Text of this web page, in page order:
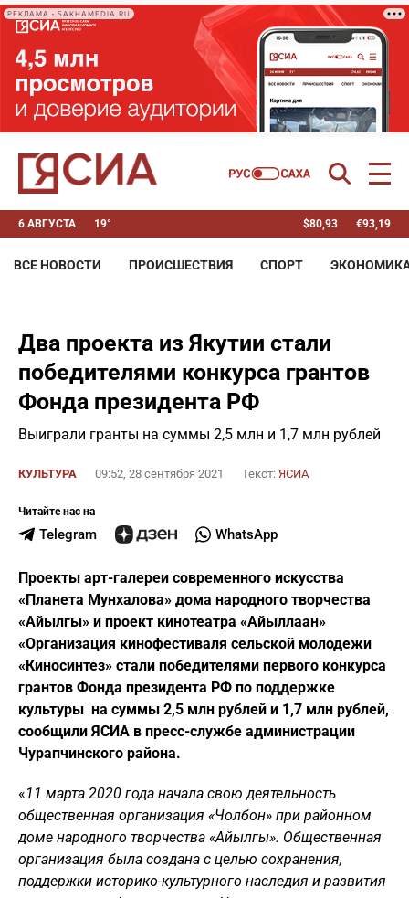
РЕКЛАМА • SAKHAMEDIA.RU
6 АВГУСТА 19° $80,93 €93,19
ВСЕ НОВОСТИ ПРОИСШЕСТВИЯ СПОРТ
Два проекта из Якутии стали
победителями конкурса грантов
Фонда президента РФ
Выиграли гранты на суммы 2,5 млн и 1,7 млн рублей
КУЛЬТУРА 09:52, 28 сентября 2021 Текст: ЯСИА
Читайте нас на
Telegram WhatsApp
Проекты арт-галереи современного искусства
«Планета Мунхалова» дома народного творчества
«Айылгы» и проект кинотеатра «Айыллаан»
«Организация кинофестиваля сельской молодежи
«Киносинтез» стали победителями первого конкурса
грантов Фонда президента РФ по поддержке
культуры на суммы 2,5 млн рублей и 1,7 млн рублей,
сообщили ЯСИА в пресс-службе администрации
Чурапчинского района.
«11 марта 2020 года начала свою деятельность
общественная организация «Чолбон» при районном
доме народного творчества «Айылгы». Общественная
организация была создана с целью сохранения,
поддержки историко-культурного наследия и развития